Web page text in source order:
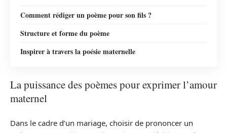
Comment rédiger un poème pour son fils ?
Structure et forme du poème
Inspirer à travers la poésie maternelle
La puissance des poèmes pour exprimer l’amour
maternel
Dans le cadre d’un mariage, choisir de prononcer un